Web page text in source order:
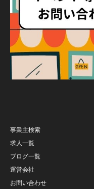
事業主検索
求人一覧
ブログ一覧
運営会社
お問い合わせ